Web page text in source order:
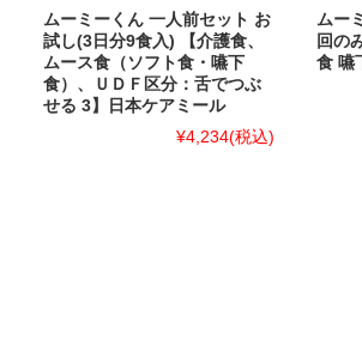
ムーミーくん 一人前セット お
試し(3日分9食入) 【介護食、
ムース食（ソフト食・嚥下
食）、ＵＤＦ区分：舌でつぶ
せる 3】日本ケアミール
¥4,234(税込)
ムー
回の
食 嚥